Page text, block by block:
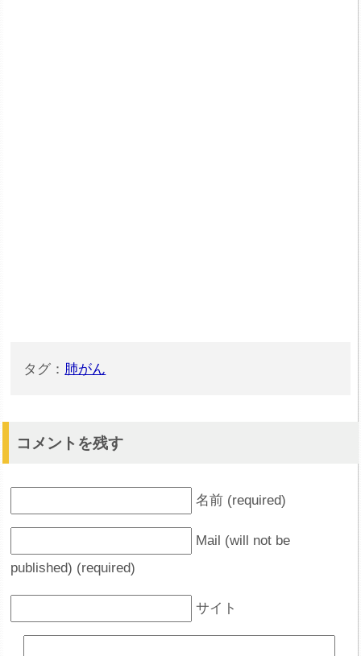
タグ： 肺がん
コメントを残す
名前 (required)
Mail (will not be
published) (required)
サイト